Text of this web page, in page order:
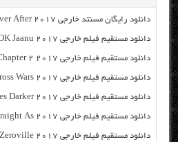
دانلود رایگان مسنتد خارجی Britney Ever After 2017 با لینک مستقیم
دانلود مستقیم فیلم خارجی OK Jaanu 2017 از سرور سایت
دانلود مستقیم فیلم خارجی John Wick: Chapter 2 2017 از سرور سایت
دانلود مستقیم فیلم خارجی Cross Wars 2017 از سرور سایت
دانلود مستقیم فیلم خارجی Fifty Shades Darker 2017 از سرور سایت
دانلود مستقیم فیلم خارجی From Straight As 2017 از سرور سایت
دانلود مستقیم فیلم خارجی Zeroville 2017 از سرور سایت